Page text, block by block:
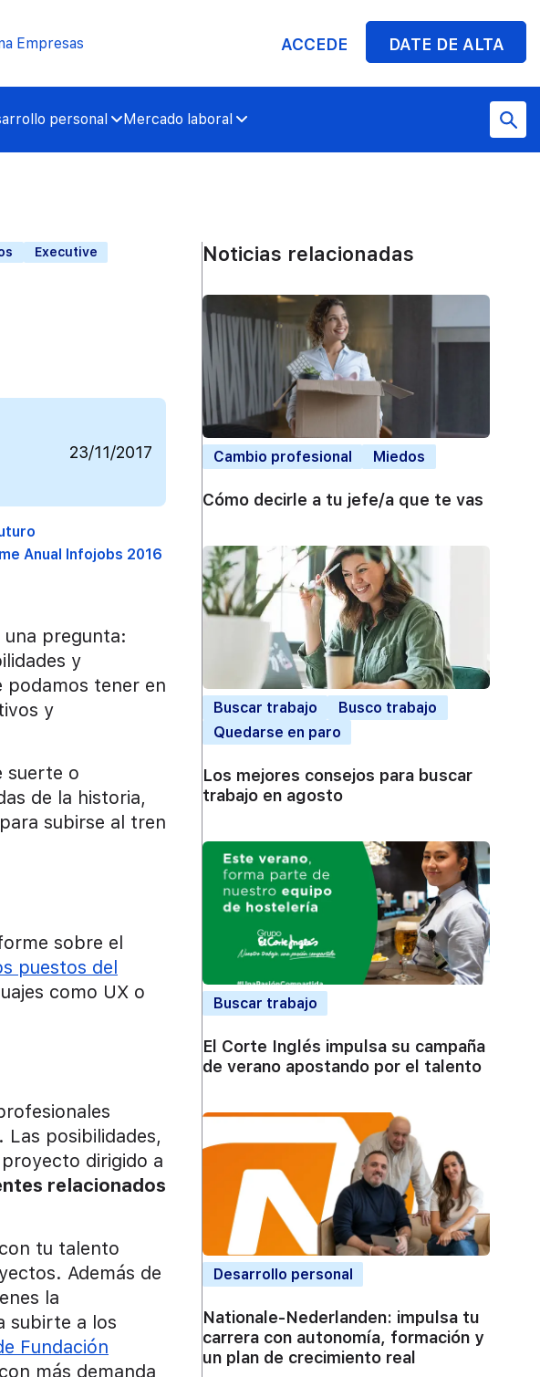
Empresas ACCEDE DATE DE ALTA
personal Mercado laboral
Executive
23/11/2017
Anual Infojobs 2016
una pregunta:
y
podamos tener en
y
suerte o
de la historia,
para subirse al tren
sobre el
puestos del
como UX o
posibilidades,
dirigido a
relacionados
tu talento
Además de
la
subirte a los
Fundación
más demanda
Noticias relacionadas
Cambio profesional Miedos
Cómo decirle a tu jefe/a que te vas
Buscar trabajo
Busco trabajo
Quedarse en paro
Los mejores consejos para buscar
trabajo en agosto
Buscar trabajo
El Corte Inglés impulsa su campaña
de verano apostando por el talento
Desarrollo personal
Nationale-Nederlanden: impulsa tu
carrera con autonomía, formación y
un plan de crecimiento real